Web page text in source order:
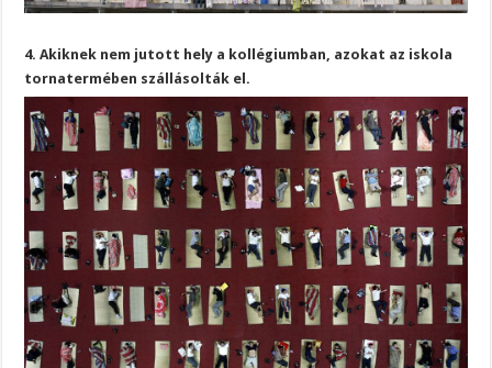
4. Akiknek nem jutott hely a kollégiumban, azokat az iskola
tornatermében szállásolták el.